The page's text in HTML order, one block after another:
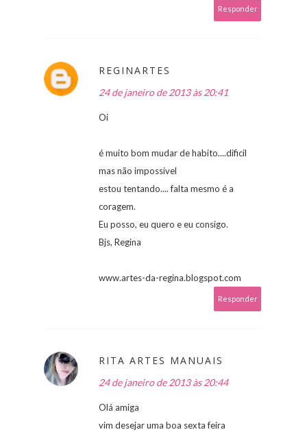
Responder
REGINARTES
24 de janeiro de 2013 às 20:41
Oi
é muito bom mudar de habito....dificil
mas não impossivel
estou tentando.... falta mesmo é a
coragem.
Eu posso, eu quero e eu consigo.
Bjs, Regina
www.artes-da-regina.blogspot.com
Responder
RITA ARTES MANUAIS
24 de janeiro de 2013 às 20:44
Olá amiga
vim desejar uma boa sexta feira